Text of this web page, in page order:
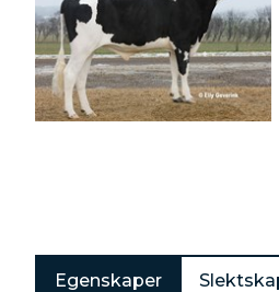
Egenskaper